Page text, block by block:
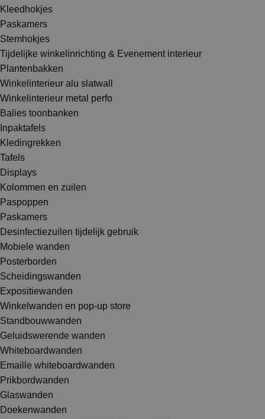
Kleedhokjes
Paskamers
Stemhokjes
Tijdelijke winkelinrichting & Evenement interieur
Plantenbakken
Winkelinterieur alu slatwall
Winkelinterieur metal perfo
Balies toonbanken
Inpaktafels
Kledingrekken
Tafels
Displays
Kolommen en zuilen
Paspoppen
Paskamers
Desinfectiezuilen tijdelijk gebruik
Mobiele wanden
Posterborden
Scheidingswanden
Expositiewanden
Winkelwanden en pop-up store
Standbouwwanden
Geluidswerende wanden
Whiteboardwanden
Emaille whiteboardwanden
Prikbordwanden
Glaswanden
Doekenwanden